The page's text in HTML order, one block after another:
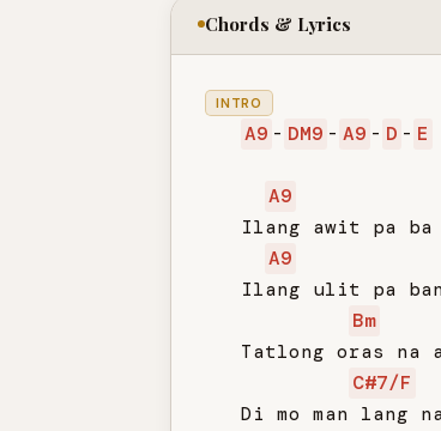
Chords & Lyrics
INTRO
A9 - DM9 - A9 - D - E
A9
Ilang awit pa
A9
Ilang ulit pa
Bm
Tatlong oras na
C#7/F
Di mo man lang